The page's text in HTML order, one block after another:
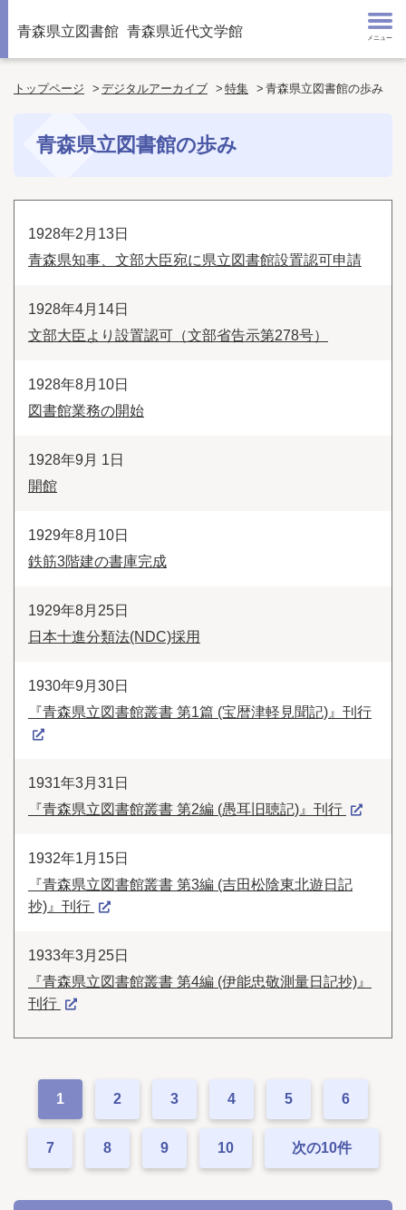
青森県立図書館 青森県近代文学館 メニュー
トップページ デジタルアーカイブ 特集 青森県立図書館の歩み
青森県立図書館の歩み
1928年2月13日
青森県知事、文部大臣宛に県立図書館設置認可申請
1928年4月14日
文部大臣より設置認可（文部省告示第278号）
1928年8月10日
図書館業務の開始
1928年9月 1日
開館
1929年8月10日
鉄筋3階建の書庫完成
1929年8月25日
日本十進分類法(NDC)採用
1930年9月30日
『青森県立図書館叢書 第1篇 (宝暦津軽見聞記)』刊行
1931年3月31日
『青森県立図書館叢書 第2編 (愚耳旧聴記)』刊行
1932年1月15日
『青森県立図書館叢書 第3編 (吉田松陰東北遊日記
抄)』刊行
1933年3月25日
『青森県立図書館叢書 第4編 (伊能忠敬測量日記抄)』
刊行
1 2 3 4 5 6
7 8 9 10 次の10件